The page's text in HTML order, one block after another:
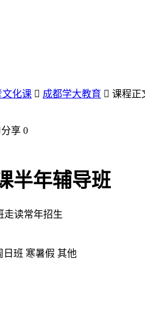
文化课  成都学大教育  课程正
分享 0
半年辅导班
走读常年招生
日班 寒暑假 其他